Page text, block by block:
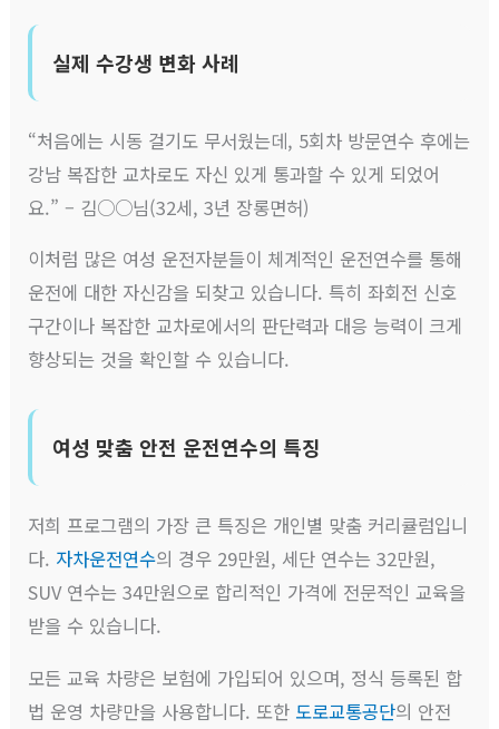
실제 수강생 변화 사례
“처음에는 시동 걸기도 무서웠는데, 5회차 방문연수 후에는
강남 복잡한 교차로도 자신 있게 통과할 수 있게 되었어
요.” – 김○○님(32세, 3년 장롱면허)
이처럼 많은 여성 운전자분들이 체계적인 운전연수를 통해
운전에 대한 자신감을 되찾고 있습니다. 특히 좌회전 신호
구간이나 복잡한 교차로에서의 판단력과 대응 능력이 크게
향상되는 것을 확인할 수 있습니다.
여성 맞춤 안전 운전연수의 특징
저희 프로그램의 가장 큰 특징은 개인별 맞춤 커리큘럼입니
다. 자차운전연수의 경우 29만원, 세단 연수는 32만원,
SUV 연수는 34만원으로 합리적인 가격에 전문적인 교육을
받을 수 있습니다.
모든 교육 차량은 보험에 가입되어 있으며, 정식 등록된 합
법 운영 차량만을 사용합니다. 또한 도로교통공단의 안전